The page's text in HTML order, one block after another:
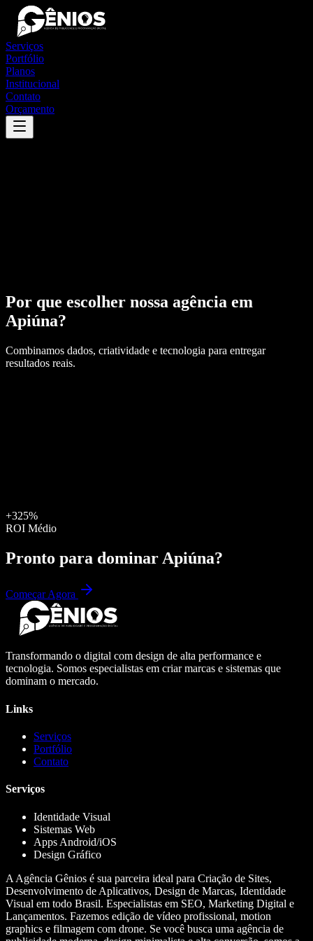
Serviços
Portfólio
Planos
Institucional
Contato
Orçamento
Por que escolher nossa agência em
Apiúna?
Combinamos dados, criatividade e tecnologia para entregar
resultados reais.
+325%
ROI Médio
Pronto para dominar Apiúna?
Começar Agora
Transformando o digital com design de alta performance e
tecnologia. Somos especialistas em criar marcas e sistemas que
dominam o mercado.
Links
Serviços
Portfólio
Contato
Serviços
Identidade Visual
Sistemas Web
Apps Android/iOS
Design Gráfico
A Agência Gênios é sua parceira ideal para Criação de Sites,
Desenvolvimento de Aplicativos, Design de Marcas, Identidade
Visual em todo Brasil. Especialistas em SEO, Marketing Digital e
Lançamentos. Fazemos edição de vídeo profissional, motion
graphics e filmagem com drone. Se você busca uma agência de